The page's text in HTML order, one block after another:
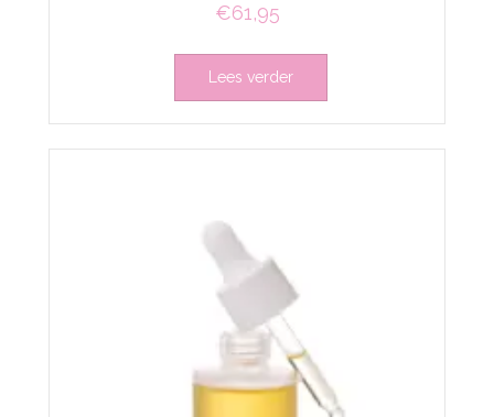
€61,95
Lees verder